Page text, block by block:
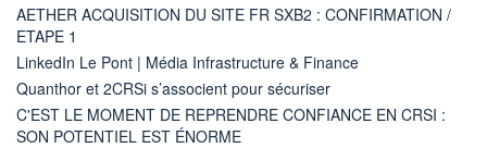
AETHER ACQUISITION DU SITE FR SXB2 : CONFIRMATION /
ETAPE 1
LinkedIn Le Pont | Média Infrastructure & Finance
Quanthor et 2CRSi s’associent pour sécuriser
C'EST LE MOMENT DE REPRENDRE CONFIANCE EN CRSI :
SON POTENTIEL EST ÉNORME